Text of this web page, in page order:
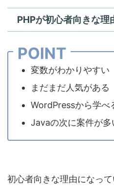
PHPが初心者向きな理
POINT
変数がわかりやすい
まだまだ人気がある
WordPressから学べ
Javaの次に案件が多
初心者向きな理由になっ